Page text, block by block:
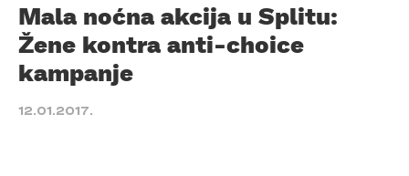
Mala noćna akcija u Splitu:
Žene kontra anti-choice
kampanje
12.01.2017.